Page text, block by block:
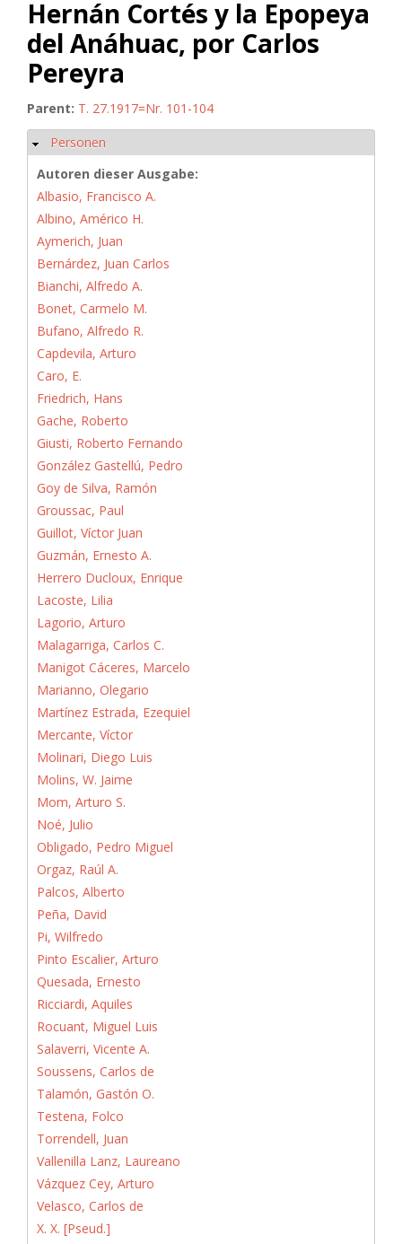
Hernán Cortés y la Epopeya
del Anáhuac, por Carlos
Pereyra
Parent: T. 27.1917=Nr. 101-104
Hide
Personen
Autoren dieser Ausgabe:
Albasio, Francisco A.
Albino, Américo H.
Aymerich, Juan
Bernárdez, Juan Carlos
Bianchi, Alfredo A.
Bonet, Carmelo M.
Bufano, Alfredo R.
Capdevila, Arturo
Caro, E.
Friedrich, Hans
Gache, Roberto
Giusti, Roberto Fernando
González Gastellú, Pedro
Goy de Silva, Ramón
Groussac, Paul
Guillot, Víctor Juan
Guzmán, Ernesto A.
Herrero Ducloux, Enrique
Lacoste, Lilia
Lagorio, Arturo
Malagarriga, Carlos C.
Manigot Cáceres, Marcelo
Marianno, Olegario
Martínez Estrada, Ezequiel
Mercante, Víctor
Molinari, Diego Luis
Molins, W. Jaime
Mom, Arturo S.
Noé, Julio
Obligado, Pedro Miguel
Orgaz, Raúl A.
Palcos, Alberto
Peña, David
Pi, Wilfredo
Pinto Escalier, Arturo
Quesada, Ernesto
Ricciardi, Aquiles
Rocuant, Miguel Luis
Salaverri, Vicente A.
Soussens, Carlos de
Talamón, Gastón O.
Testena, Folco
Torrendell, Juan
Vallenilla Lanz, Laureano
Vázquez Cey, Arturo
Velasco, Carlos de
X. X. [Pseud.]